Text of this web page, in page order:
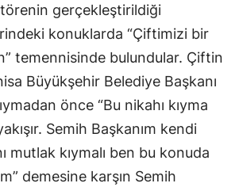
gerçekleştirildiği
konuklarda “Çiftimizi bir
temennisinde bulundular. Çiftin
Büyükşehir Belediye Başkanı
önce “Bu nikahı kıyma
Semih Başkanım kendi
mutlak kıymalı ben bu konuda
demesine karşın Semih